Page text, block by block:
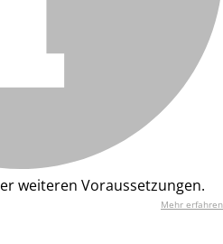
weiteren Voraussetzungen.
Mehr erfahren